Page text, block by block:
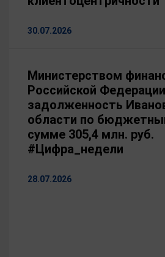
30.07.2026
Министерством
Российской
задолженность
области по
сумме 305,4 млн. руб.
#Цифра_недели
28.07.2026
2016 года — заместитель
Департамента финансов
награждена нагрудным знаком
работы». Яковлева Л.В. в 2022
ведомственной наградой
С.Ю. Витте. Замужем, имеет